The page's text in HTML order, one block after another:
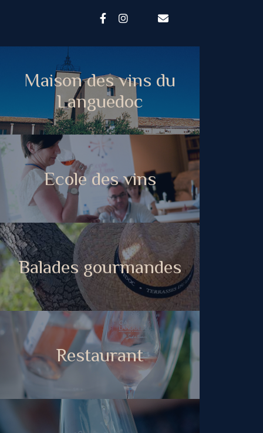
Maison des vins du
Languedoc
Ecole des vins
Balades gourmandes
Restaurant